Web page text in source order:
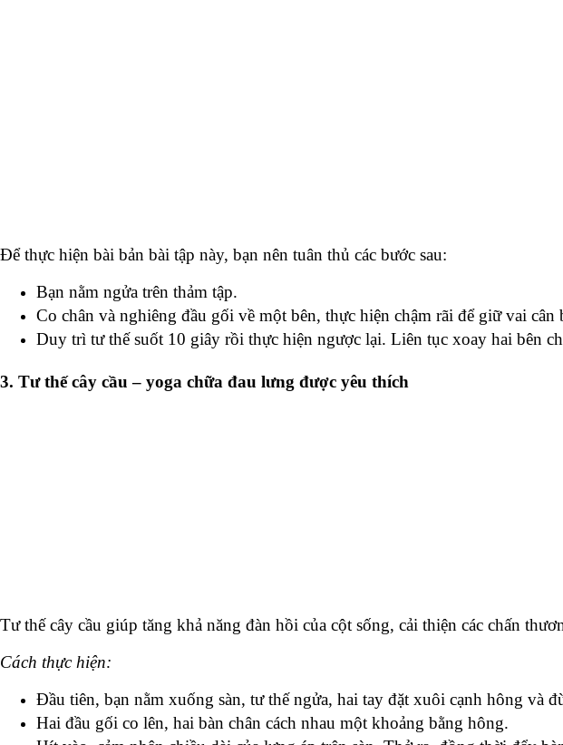
Để thực hiện bài bản bài tập này, bạn nên tuân thủ các bước sau:
Bạn nằm ngửa trên thảm tập.
Co chân và nghiêng đầu gối về một bên, thực hiện chậm rãi để giữ vai cân
Duy trì tư thế suốt 10 giây rồi thực hiện ngược lại. Liên tục xoay hai bên
3. Tư thế cây cầu – yoga chữa đau lưng được yêu thích
Tư thế cây cầu giúp tăng khả năng đàn hồi của cột sống, cải thiện các chấn
Cách thực hiện:
Đầu tiên, bạn nằm xuống sàn, tư thế ngửa, hai tay đặt xuôi cạnh hông và
Hai đầu gối co lên, hai bàn chân cách nhau một khoảng bằng hông.